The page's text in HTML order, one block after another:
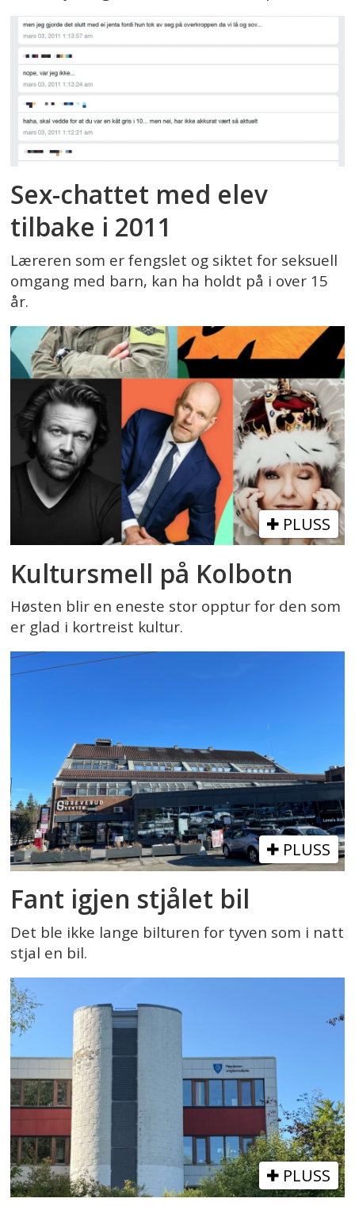
Sex-chattet med elev
tilbake i 2011
Læreren som er fengslet og siktet for seksuell
omgang med barn, kan ha holdt på i over 15
år.
PLUSS
Kultursmell på Kolbotn
Høsten blir en eneste stor opptur for den som
er glad i kortreist kultur.
PLUSS
Fant igjen stjålet bil
Det ble ikke lange bilturen for tyven som i natt
stjal en bil.
PLUSS